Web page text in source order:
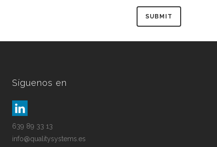
Síguenos en
639 89 33 13
info@qualitysystems.es